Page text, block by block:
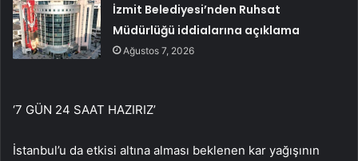
İzmit Belediyesi’nden Ruhsat
Müdürlüğü iddialarına açıklama
Ağustos 7, 2026
‘7 GÜN 24 SAAT HAZIRIZ’
İstanbul’u da etkisi altına alması beklenen kar yağışının